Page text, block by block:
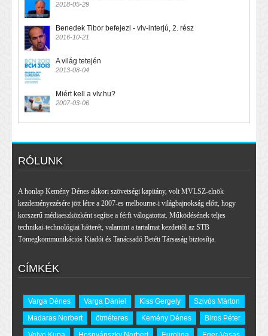
2018-05-29
Benedek Tibor befejezi - vlv-interjú, 2. rész
2016-10-21
A világ tetején
2013-08-04
Miért kell a vlv.hu?
2007-03-06
RÓLUNK
A honlap Kemény Dénes akkori szövetségi kapitány, volt MVLSZ-elnök
kezdeményezésére jött létre a 2007-es melbourne-i világbajnokság előtt, hogy
korszerű médiaeszközként segítse a férfi válogatottat. Működésének teljes
technikai-technológiai hátterét, valamint a tartalmat kezdettől az STB
Tömegkommunikációs Kiadói és Tanácsadó Betéti Társaság biztosítja.
CÍMKÉK
Varga Dénes Varga Dániel Kiss Gergely
Szivós Márton
Madaras Norbert
ötméteres Kemény Dénes
Biros Péter